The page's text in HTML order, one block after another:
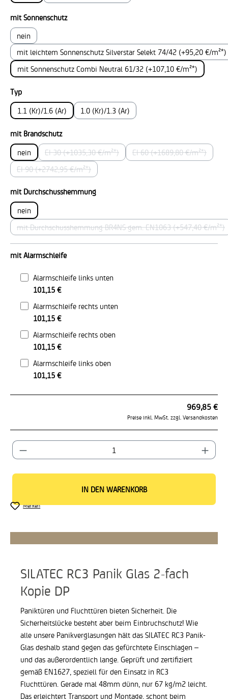
mit Sonnenschutzauswählen
nein
mit leichtem Sonnenschutz Silverstar Selekt 74/42 (+95,20 €/m²*)
mit Sonnenschutz Combi Neutral 61/32 (+107,10 €/m²*)
Typauswählen
1.1 (Kr)/1.6 (Ar)
1.0 (Kr)/1.3 (Ar)
mit Brandschutzauswählen
nein
EI 30 (+1035,30 €/m²*)
(Diese Option ist zurzeit nicht verfügbar.)
EI 60 (+1689,80 €/m²*)
(Diese Option ist
EI 90 (+2742,95 €/m²*)
(Diese Option ist zurzeit nicht verfügbar.)
mit Durchschusshemmungauswählen
nein
mit Durchschusshemmung BR4NS gem. EN1063 (+547,40 €/m²*)
(Diese Option ist zurzeit nicht
mit Alarmschleife
Alarmschleife links unten
101,15 €
Alarmschleife rechts unten
101,15 €
Alarmschleife rechts oben
101,15 €
Alarmschleife links oben
101,15 €
969,85 €
Preise inkl. MwSt. zzgl. Versandkosten
Produkt Anzahl: Gib den gewünschten Wert ein
IN DEN WARENKORB
Merken
SILATEC RC3 Panik Glas 2-fach
Kopie DP
Paniktüren und Fluchttüren bieten Sicherheit. Die
Sicherheitslücke besteht aber beim Einbruchschutz! Wie
alle unsere Panikverglasungen hält das SILATEC RC3 Panik-
Glas deshalb stand gegen das gefürchtete Einschlagen –
und das außerordentlich lange. Geprüft und zertifiziert
gemäß EN1627, speziell für den Einsatz in RC3
Fluchttüren.Gerade mal 48mm dünn, nur 67 kg/m2 leicht.
Das erleichtert Transport und Montage, schont beim